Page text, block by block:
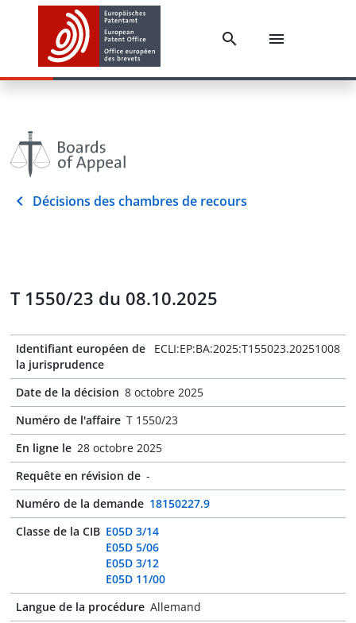
Décisions des chambres de recours
T 1550/23 du 08.10.2025
Identifiant européen de
la jurisprudence
ECLI:EP:BA:2025:T155023.20251008
Date de la décision 8 octobre 2025
Numéro de l'affaire T 1550/23
En ligne le 28 octobre 2025
Requête en révision de -
Numéro de la demande 18150227.9
Classe de la CIB E05D 3/14
E05D 5/06
E05D 3/12
E05D 11/00
Langue de la procédure Allemand